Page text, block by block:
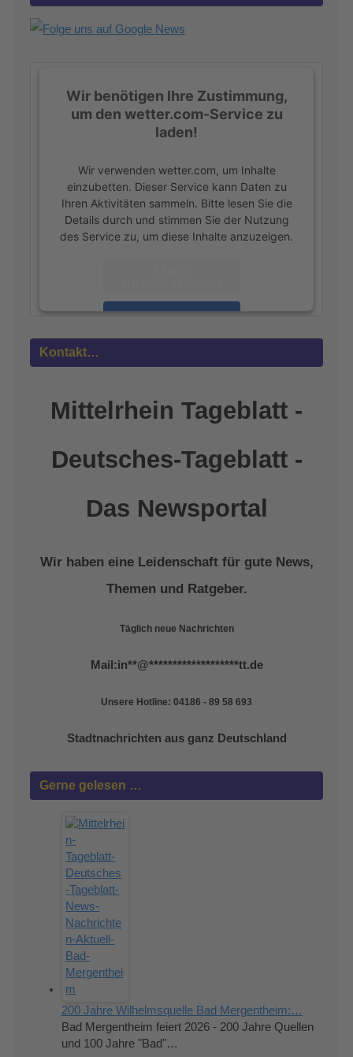
c
Wir benötigen Ihre Zustimmung,
um den wetter.com-Service zu
laden!
Wir verwenden wetter.com, um Inhalte
einzubetten. Dieser Service kann Daten zu
Ihren Aktivitäten sammeln. Bitte lesen Sie die
Details durch und stimmen Sie der Nutzung
des Service zu, um diese Inhalte anzuzeigen.
Akzeptieren
Kontakt…
Mittelrhein Tageblatt -
Deutsches-Tageblatt -
Das Newsportal
Wir haben eine Leidenschaft für gute News,
Themen und Ratgeber.
Täglich neue Nachrichten
Mail:in**@*******************tt.de
Unsere Hotline: 04186 - 89 58 693
Stadtnachrichten aus ganz Deutschland
Gerne gelesen …
200 Jahre Wilhelmsquelle Bad Mergentheim:…
Bad Mergentheim feiert 2026 - 200 Jahre Quellen
und 100 Jahre "Bad"…